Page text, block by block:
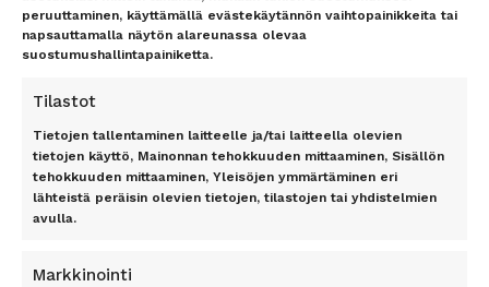
peruuttaminen, käyttämällä evästekäytännön vaihtopainikkeita tai
napsauttamalla näytön alareunassa olevaa
suostumushallintapainiketta.
Tilastot
Tietojen tallentaminen laitteelle ja/tai laitteella olevien
tietojen käyttö, Mainonnan tehokkuuden mittaaminen, Sisällön
tehokkuuden mittaaminen, Yleisöjen ymmärtäminen eri
lähteistä peräisin olevien tietojen, tilastojen tai yhdistelmien
avulla.
Markkinointi
Lahjakortti
Matkarahoitus
Uutiskirje
Evästeet
TOP 11 RANTA
Antalyan rannikko, Alanya,
Antalya, Side, Kemer, Belek
Costa del Sol
Florida
TOP 7 KAUPUNKI
Amsterdam
Berliini